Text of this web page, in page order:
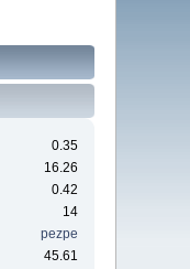
0.35
16.26
0.42
14
pezpe
45.61